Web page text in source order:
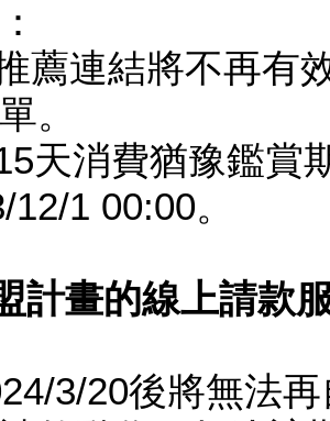
薦連結將不再有
。
天消費猶豫鑑賞
1 00:00。
計畫的線上請款
3/20後將無法